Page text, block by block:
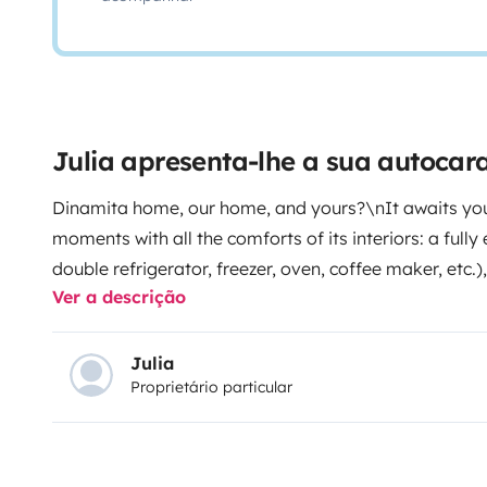
Julia apresenta-lhe a sua
Dinamita home, our home, and yours?\nIt awaits
moments with all the comforts of its interiors: a fully
double refrigerator, freezer, oven, coffee maker,
shower), a living room (with an extendable table for
TV with Netflix, Prime, and a few board games in its
double bed, a blackout divider between the bed and
option to accommodate the TV thanks to its swivel
create a perfect terrace anywhere on the island,
Ver a descrição
Julia
Proprietário particular